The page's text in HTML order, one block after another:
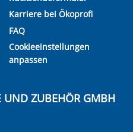
Karriere bei Ökoprofi
FAQ
Cookieeinstellungen
anpassen
UND ZUBEHÖR GMBH